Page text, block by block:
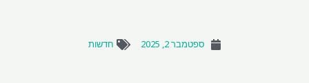
ספטמבר 2, 2025 חדשות